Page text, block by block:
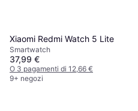
Xiaomi Redmi Watch 5 Lite
Smartwatch
37,99 €
O 3 pagamenti di 12,66 €
9+ negozi